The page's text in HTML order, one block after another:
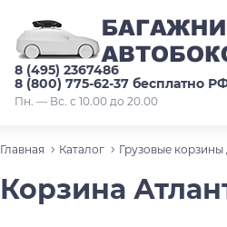
8 (495) 2367486
8 (800) 775-62-37 бесплатно
Пн. — Вс. с 10.00 до 20.00
Главная Каталог Грузовые
Корзина